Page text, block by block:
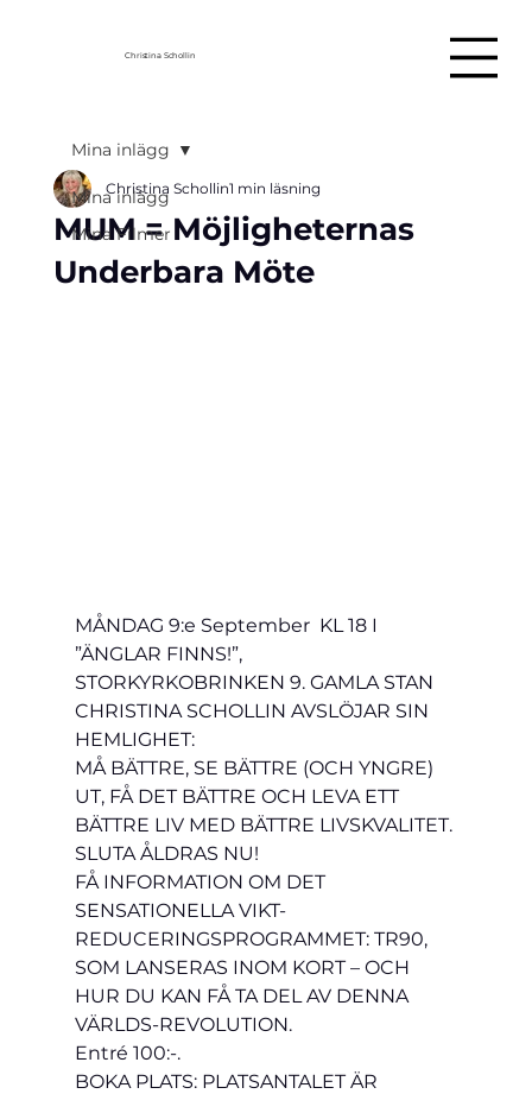
Christina Schollin
Mina inlägg
Mina Filmer
Mina inlägg
MUM = Möjligheternas
Underbara Möte
Christina Schollin1 min läsning
MÅNDAG 9:e September  KL 18 I
”ÄNGLAR FINNS!”,
STORKYRKOBRINKEN 9. GAMLA STAN
CHRISTINA SCHOLLIN AVSLÖJAR SIN
HEMLIGHET:
MÅ BÄTTRE, SE BÄTTRE (OCH YNGRE)
UT, FÅ DET BÄTTRE OCH LEVA ETT
BÄTTRE LIV MED BÄTTRE LIVSKVALITET.
SLUTA ÅLDRAS NU!
FÅ INFORMATION OM DET
SENSATIONELLA VIKT-
REDUCERINGSPROGRAMMET: TR90,
SOM LANSERAS INOM KORT – OCH
HUR DU KAN FÅ TA DEL AV DENNA
VÄRLDS-REVOLUTION.
Entré 100:-.
BOKA PLATS: PLATSANTALET ÄR